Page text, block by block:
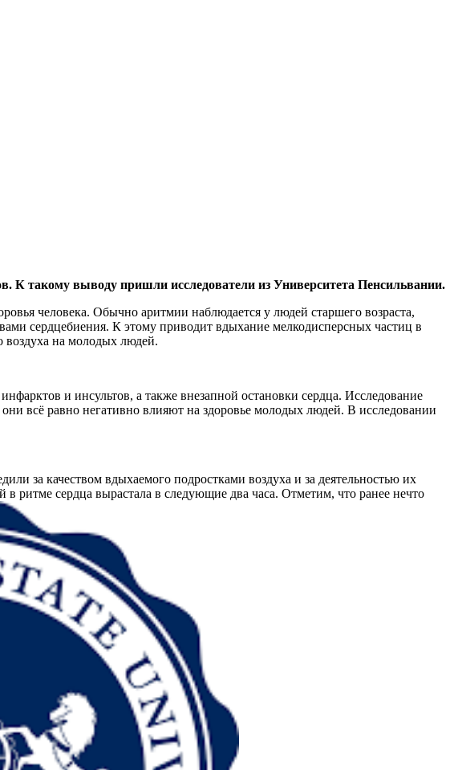
К такому выводу пришли исследователи из Университета Пенсильвании.
человека. Обычно аритмии наблюдается у людей старшего возраста,
сердцебиения. К этому приводит вдыхание мелкодисперсных частиц в
воздуха на молодых людей.
и инсультов, а также внезапной остановки сердца. Исследование
они всё равно негативно влияют на здоровье молодых людей. В исследовании
за качеством вдыхаемого подростками воздуха и за деятельностью их
ритме сердца вырастала в следующие два часа. Отметим, что ранее нечто